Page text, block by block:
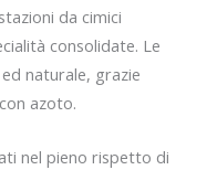
da cimici
consolidate. Le
naturale, grazie
azoto.
nel pieno rispetto di